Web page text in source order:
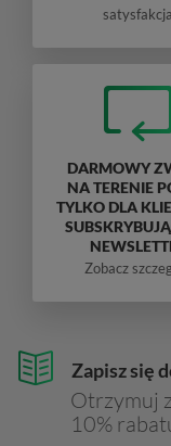
Zapisz się
Otrzymuj
10%
satysfakcja
DARMOWY
NA TERENIE
TYLKO DLA
Zobacz